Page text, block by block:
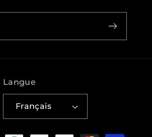
Langue
Français